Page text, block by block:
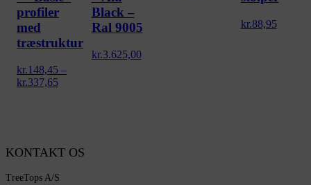
profiler
med
træstruktur
kr.148,45 –
kr.337,65Prisinterval:
Black –
Ral 9005
kr.3.625,00
kr.88,95
KONTAKT OS
TreeTops A/S